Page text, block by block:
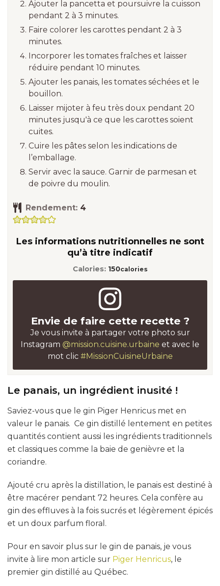
Ajouter la pancetta et poursuivre la cuisson
pendant 2 à 3 minutes.
Faire colorer les carottes pendant 2 à 3
minutes.
Incorporer les tomates fraîches et laisser
réduire pendant 10 minutes.
Ajouter les panais, les tomates séchées et le
bouillon.
Laisser mijoter à feu très doux pendant 20
minutes jusqu'à ce que les carottes soient
cuites.
Cuire les pâtes selon les indications de
l’emballage.
Servir avec la sauce. Garnir de parmesan et
de poivre du moulin.
Rendement: 4
Les informations nutritionnelles ne sont
qu’à titre indicatif
Calories: 150calories
Envie de faire cette recette ?
Je vous invite à partager votre photo sur
Instagram @mission.cuisine.urbaine et avec le
mot clic #MissionCuisineUrbaine
Le panais, un ingrédient inusité !
Saviez-vous que le gin Piger Henricus met en
valeur le panais. Ce gin distillé lentement en petites
quantités contient aussi les ingrédients traditionnels
et classiques comme la baie de genièvre et la
coriandre.
Ajouté cru après la distillation, le panais est destiné à
être macérer pendant 72 heures. Cela confère au
gin des effluves à la fois sucrés et légèrement épicés
et un doux parfum floral.
Pour en savoir plus sur le gin de panais, je vous
invite à lire mon article sur Piger Henricus, le
premier gin distillé au Québec.